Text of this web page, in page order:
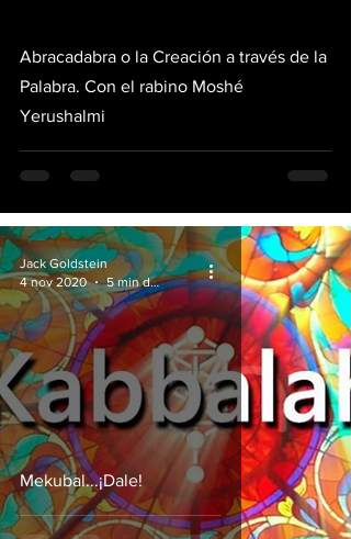
Abracadabra o la Creación a través de la
Palabra. Con el rabino Moshé
Yerushalmi
Mekubal...¡Dale!
Jack Goldstein
4 nov 2020
5 min de lectura